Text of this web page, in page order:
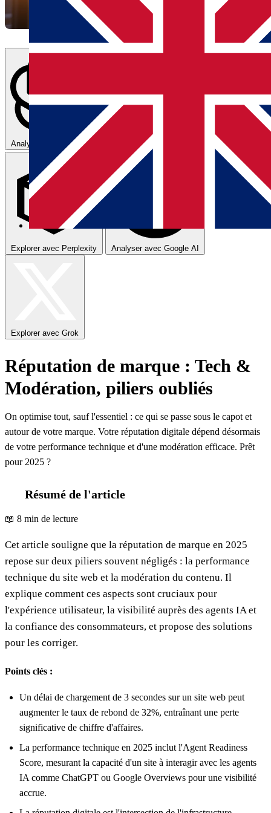
Analyser avec ChatGPT Résumer avec Claude
Explorer avec Perplexity Analyser avec Google AI
Explorer avec Grok
Réputation de marque : Tech &
Modération, piliers oubliés
On optimise tout, sauf l'essentiel : ce qui se passe sous le capot et
autour de votre marque. Votre réputation digitale dépend désormais
de votre performance technique et d'une modération efficace. Prêt
pour 2025 ?
Résumé de l'article
📖 8 min de lecture
Cet article souligne que la réputation de marque en 2025
repose sur deux piliers souvent négligés : la performance
technique du site web et la modération du contenu. Il
explique comment ces aspects sont cruciaux pour
l'expérience utilisateur, la visibilité auprès des agents IA et
la confiance des consommateurs, et propose des solutions
pour les corriger.
Points clés :
Un délai de chargement de 3 secondes sur un site web peut
augmenter le taux de rebond de 32%, entraînant une perte
significative de chiffre d'affaires.
La performance technique en 2025 inclut l'Agent Readiness
Score, mesurant la capacité d'un site à interagir avec les agents
IA comme ChatGPT ou Google Overviews pour une visibilité
accrue.